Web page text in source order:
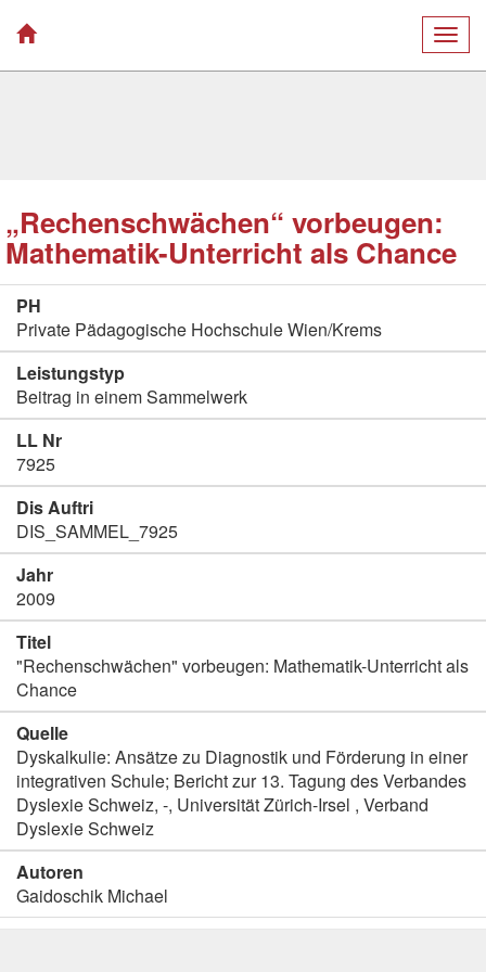
„Rechenschwächen“ vorbeugen:
Mathematik-Unterricht als Chance
PH
Private Pädagogische Hochschule Wien/Krems
Leistungstyp
Beitrag in einem Sammelwerk
LL Nr
7925
Dis Auftri
DIS_SAMMEL_7925
Jahr
2009
Titel
"Rechenschwächen" vorbeugen: Mathematik-Unterricht als
Chance
Quelle
Dyskalkulie: Ansätze zu Diagnostik und Förderung in einer
integrativen Schule; Bericht zur 13. Tagung des Verbandes
Dyslexie Schweiz, -, Universität Zürich-Irsel , Verband
Dyslexie Schweiz
Autoren
Gaidoschik Michael